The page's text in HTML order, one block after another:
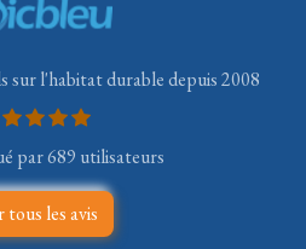
sur l'habitat durable depuis 2008
par 689 utilisateurs
tous les avis